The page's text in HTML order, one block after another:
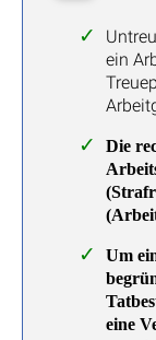
ein
Die
Um
eine